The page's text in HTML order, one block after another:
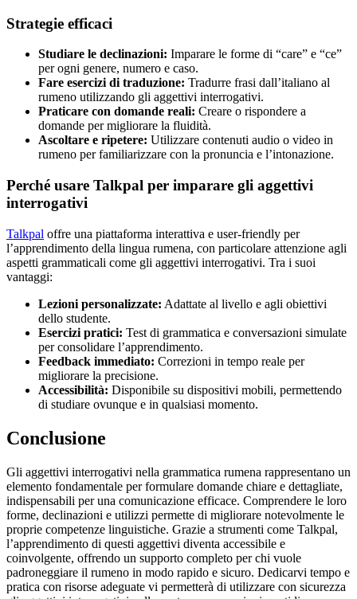
Strategie efficaci
Studiare le declinazioni: Imparare le forme di “care” e “ce”
per ogni genere, numero e caso.
Fare esercizi di traduzione: Tradurre frasi dall’italiano al
rumeno utilizzando gli aggettivi interrogativi.
Praticare con domande reali: Creare o rispondere a
domande per migliorare la fluidità.
Ascoltare e ripetere: Utilizzare contenuti audio o video in
rumeno per familiarizzare con la pronuncia e l’intonazione.
Perché usare Talkpal per imparare gli aggettivi
interrogativi
Talkpal offre una piattaforma interattiva e user-friendly per
l’apprendimento della lingua rumena, con particolare attenzione agli
aspetti grammaticali come gli aggettivi interrogativi. Tra i suoi
vantaggi:
Lezioni personalizzate: Adattate al livello e agli obiettivi
dello studente.
Esercizi pratici: Test di grammatica e conversazioni simulate
per consolidare l’apprendimento.
Feedback immediato: Correzioni in tempo reale per
migliorare la precisione.
Accessibilità: Disponibile su dispositivi mobili, permettendo
di studiare ovunque e in qualsiasi momento.
Conclusione
Gli aggettivi interrogativi nella grammatica rumena rappresentano un
elemento fondamentale per formulare domande chiare e dettagliate,
indispensabili per una comunicazione efficace. Comprendere le loro
forme, declinazioni e utilizzi permette di migliorare notevolmente le
proprie competenze linguistiche. Grazie a strumenti come Talkpal,
l’apprendimento di questi aggettivi diventa accessibile e
coinvolgente, offrendo un supporto completo per chi vuole
padroneggiare il rumeno in modo rapido e sicuro. Dedicarvi tempo e
pratica con risorse adeguate vi permetterà di utilizzare con sicurezza